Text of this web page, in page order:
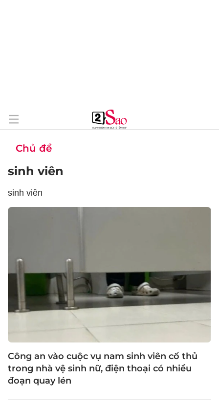
Chủ đề
sinh viên
sinh viên
Công an vào cuộc vụ nam sinh viên cố thủ
trong nhà vệ sinh nữ, điện thoại có nhiều
đoạn quay lén